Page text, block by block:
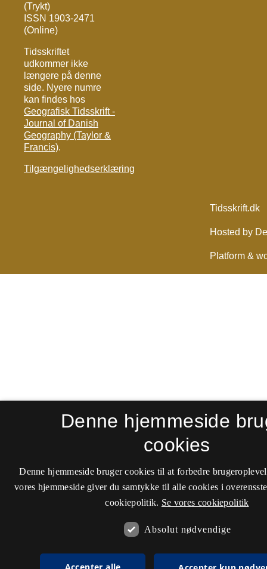
(Trykt)
ISSN 1903-2471
(Online)
Tidsskriftet
udkommer ikke
længere på denne
side. Nyere numre
kan findes hos
Geografisk Tidsskrift -
Journal of Danish
Geography (Taylor &
Francis).
Tilgængelighedserklæring
Denne hjemmeside
cookies
Denne hjemmeside bruger cookies til at forbedre
vores hjemmeside giver du samtykke til alle cookies i
cookiepolitik. Se vores cookiepolitik
Absolut nødvendige